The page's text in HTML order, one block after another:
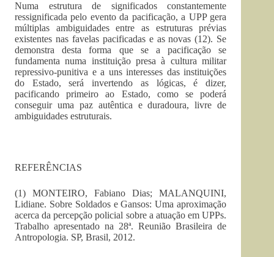
Numa estrutura de significados constantemente
ressignificada pelo evento da pacificação, a UPP gera
múltiplas ambiguidades entre as estruturas prévias
existentes nas favelas pacificadas e as novas (12). Se
demonstra desta forma que se a pacificação se
fundamenta numa instituição presa à cultura militar
repressivo-punitiva e a uns interesses das instituições
do Estado, será invertendo as lógicas, é dizer,
pacificando primeiro ao Estado, como se poderá
conseguir uma paz autêntica e duradoura, livre de
ambiguidades estruturais.
REFERÊNCIAS
(1) MONTEIRO, Fabiano Dias; MALANQUINI,
Lidiane. Sobre Soldados e Gansos: Uma aproximação
acerca da percepção policial sobre a atuação em UPPs.
Trabalho apresentado na 28ª. Reunião Brasileira de
Antropologia. SP, Brasil, 2012.